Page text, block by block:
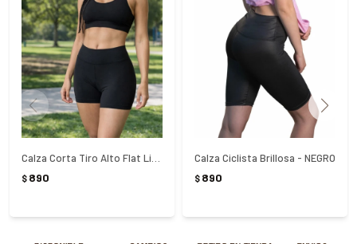
$ 890
Calza Ciclista Brillosa - NEGRO
$ 890